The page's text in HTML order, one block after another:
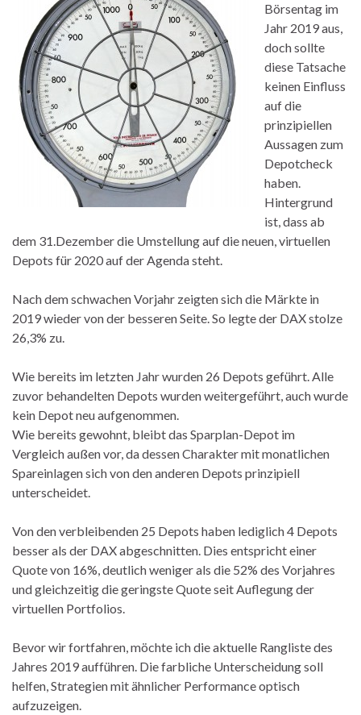
Börsentag im
Jahr 2019 aus,
doch sollte
diese Tatsache
keinen Einfluss
auf die
prinzipiellen
Aussagen zum
Depotcheck
haben.
Hintergrund
ist, dass ab
dem 31.Dezember die Umstellung auf die neuen, virtuellen
Depots für 2020 auf der Agenda steht.
Nach dem schwachen Vorjahr zeigten sich die Märkte in
2019 wieder von der besseren Seite. So legte der DAX stolze
26,3% zu.
Wie bereits im letzten Jahr wurden 26 Depots geführt. Alle
zuvor behandelten Depots wurden weitergeführt, auch wurde
kein Depot neu aufgenommen.
Wie bereits gewohnt, bleibt das Sparplan-Depot im
Vergleich außen vor, da dessen Charakter mit monatlichen
Spareinlagen sich von den anderen Depots prinzipiell
unterscheidet.
Von den verbleibenden 25 Depots haben lediglich 4 Depots
besser als der DAX abgeschnitten. Dies entspricht einer
Quote von 16%, deutlich weniger als die 52% des Vorjahres
und gleichzeitig die geringste Quote seit Auflegung der
virtuellen Portfolios.
Bevor wir fortfahren, möchte ich die aktuelle Rangliste des
Jahres 2019 aufführen. Die farbliche Unterscheidung soll
helfen, Strategien mit ähnlicher Performance optisch
aufzuzeigen.